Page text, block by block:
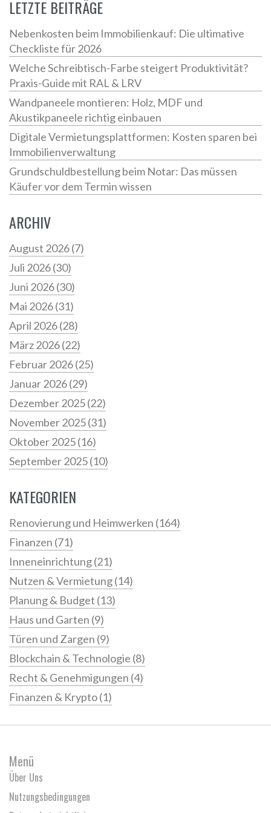
LETZTE BEITRÄGE
Nebenkosten beim Immobilienkauf: Die ultimative
Checkliste für 2026
Welche Schreibtisch-Farbe steigert Produktivität?
Praxis-Guide mit RAL & LRV
Wandpaneele montieren: Holz, MDF und
Akustikpaneele richtig einbauen
Digitale Vermietungsplattformen: Kosten sparen bei
Immobilienverwaltung
Grundschuldbestellung beim Notar: Das müssen
Käufer vor dem Termin wissen
ARCHIV
August 2026(7)
Juli 2026(30)
Juni 2026(30)
Mai 2026(31)
April 2026(28)
März 2026(22)
Februar 2026(25)
Januar 2026(29)
Dezember 2025(22)
November 2025(31)
Oktober 2025(16)
September 2025(10)
KATEGORIEN
Renovierung und Heimwerken (164)
Finanzen (71)
Inneneinrichtung(21)
Nutzen & Vermietung(14)
Planung & Budget (13)
Haus und Garten (9)
Türen und Zargen (9)
Blockchain & Technologie (8)
Recht & Genehmigungen (4)
Finanzen & Krypto(1)
Menü
Über Uns
Nutzungsbedingungen